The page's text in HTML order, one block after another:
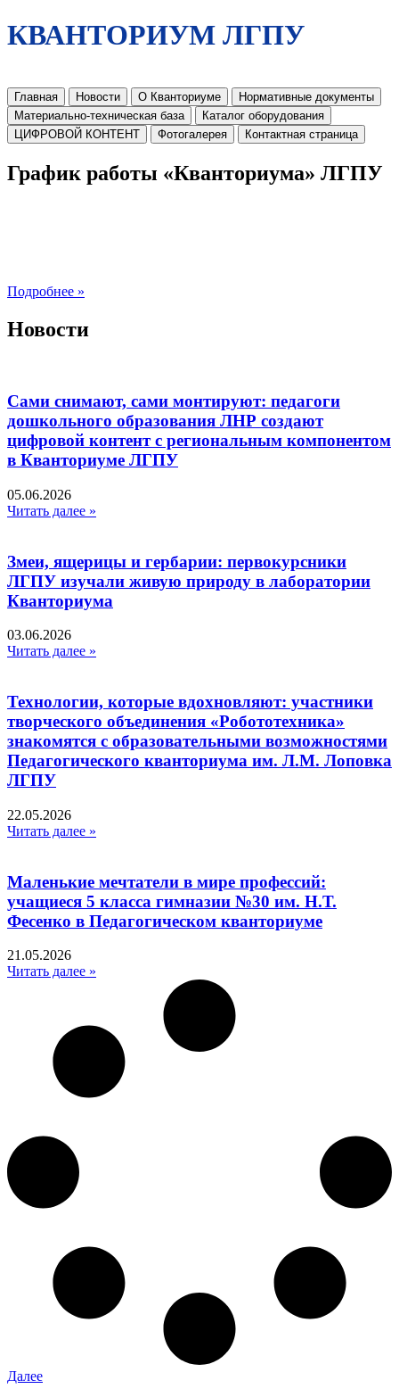
КВАНТОРИУМ ЛГПУ
Главная Новости О Кванториуме
Нормативные документы
Материально-техническая база
Каталог оборудования
ЦИФРОВОЙ КОНТЕНТ
Фотогалерея Контактная страница
График работы «Кванториума» ЛГПУ
Подробнее »
Новости
Сами снимают, сами монтируют: педагоги
дошкольного образования ЛНР создают
цифровой контент с региональным компонентом
в Кванториуме ЛГПУ​
05.06.2026
Читать далее »
Змеи, ящерицы и гербарии: первокурсники
ЛГПУ изучали живую природу в лаборатории
Кванториума
03.06.2026
Читать далее »
Технологии, которые вдохновляют: участники
творческого объединения «Робототехника»
знакомятся с образовательными возможностями
Педагогического кванториума им. Л.М. Лоповка
ЛГПУ
22.05.2026
Читать далее »
Маленькие мечтатели в мире профессий:
учащиеся 5 класса гимназии №30 им. Н.Т.
Фесенко в Педагогическом кванториуме
21.05.2026
Читать далее »
Далее